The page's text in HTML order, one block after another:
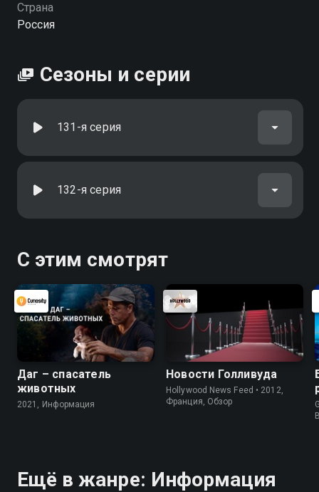
Страна
Россия
Сезоны и серии
131-я серия
132-я серия
С этим смотрят
Даг – спасатель
животных
2021, Информация
Новости Голливуда
Hollywood News Feed • 2012,
Франция, Обзор
Ещё в жанре: Информация